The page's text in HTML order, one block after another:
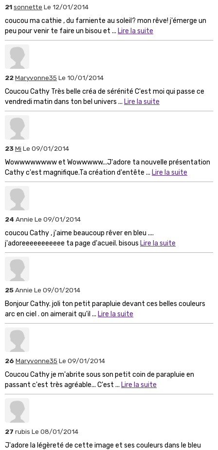
21sonnette Le 12/01/2014
coucou ma cathie , du farniente au soleil? mon rêve! j'émerge un
peu pour venir te faire un bisou et ... Lire la suite
22Maryvonne35 Le 10/01/2014
Coucou Cathy Très belle créa de sérénité C'est moi qui passe ce
vendredi matin dans ton bel univers ... Lire la suite
23Mi Le 09/01/2014
Wowwwwwwww et Wowwwww...J'adore ta nouvelle présentation
Cathy c'est magnifique.Ta création d'entête ... Lire la suite
24 Annie Le 09/01/2014
coucou Cathy , j'aime beaucoup rêver en bleu ....
j'adoreeeeeeeeeee ta page d'acueil. bisous Lire la suite
25Annie Le 09/01/2014
Bonjour Cathy. joli ton petit parapluie devant ces belles couleurs
arc en ciel . on aimerait qu'il ... Lire la suite
26 Maryvonne35 Le 09/01/2014
Coucou Cathy je m'abrite sous son petit coin de parapluie en
passant c'est très agréable... C'est ... Lire la suite
27 rubis Le 08/01/2014
J'adore la légèreté de cette image et ses couleurs dans le bleu